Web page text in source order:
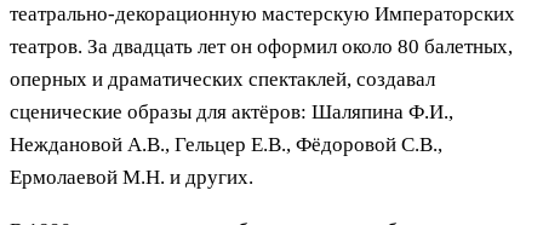
театрально-декорационную мастерскую Императорских
театров. За двадцать лет он оформил около 80 балетных,
оперных и драматических спектаклей, создавал
сценические образы для актёров: Шаляпина Ф.И.,
Неждановой А.В., Гельцер Е.В., Фёдоровой С.В.,
Ермолаевой М.Н. и других.